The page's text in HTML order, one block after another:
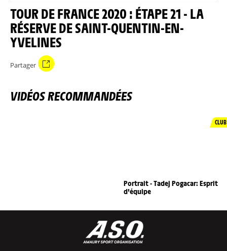
TOUR DE FRANCE 2020 : ÉTAPE 21 - LA
RÉSERVE DE SAINT-QUENTIN-EN-
YVELINES
Partager
VIDÉOS RECOMMANDÉES
CLUB
Portrait - Tadej Pogacar: Esprit
d'équipe